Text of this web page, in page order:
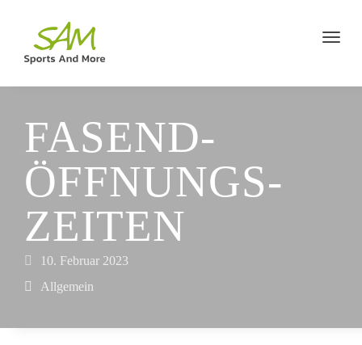
FASEND-
ÖFFNUNGS­
ZEITEN
10. Februar 2023
Allgemein